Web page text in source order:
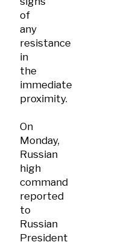
of
any
resistance
in
the
immediate
proximity.
On
Monday,
Russian
high
command
reported
to
Russian
President